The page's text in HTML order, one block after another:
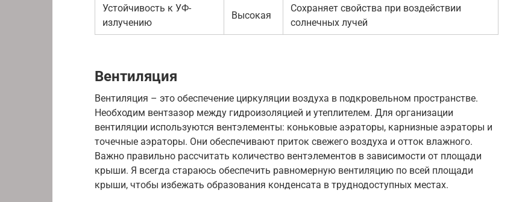
Устойчивость к УФ-
излучению
Высокая
Сохраняет свойства при воздействии
солнечных лучей
Вентиляция
Вентиляция – это обеспечение циркуляции воздуха в подкровельном пространстве.
Необходим вентзазор между гидроизоляцией и утеплителем. Для организации
вентиляции используются вентэлементы: коньковые аэраторы, карнизные аэраторы и
точечные аэраторы. Они обеспечивают приток свежего воздуха и отток влажного.
Важно правильно рассчитать количество вентэлементов в зависимости от площади
крыши. Я всегда стараюсь обеспечить равномерную вентиляцию по всей площади
крыши, чтобы избежать образования конденсата в труднодоступных местах.